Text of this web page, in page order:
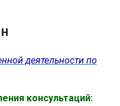
деятельности по
консультаций: